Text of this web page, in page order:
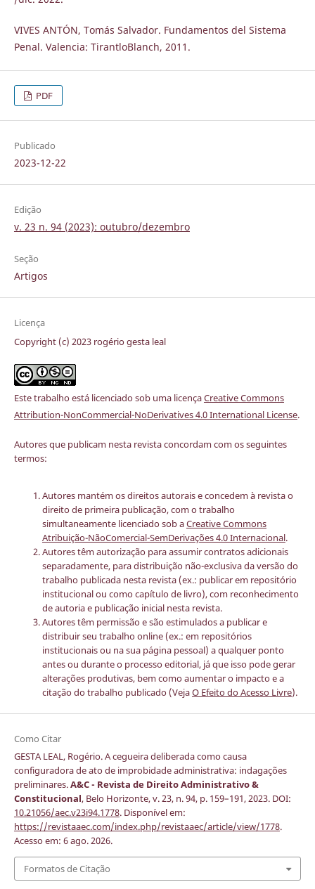
VIVES ANTÓN, Tomás Salvador. Fundamentos del Sistema
Penal. Valencia: TirantloBlanch, 2011.
PDF
Publicado
2023-12-22
Edição
v. 23 n. 94 (2023): outubro/dezembro
Seção
Artigos
Licença
Copyright (c) 2023 rogério gesta leal
Este trabalho está licenciado sob uma licençaCreative Commons
Attribution-NonCommercial-NoDerivatives 4.0 International License.
Autores que publicam nesta revista concordam com os seguintes
termos:
Autores mantém os direitos autorais e concedem à revista o
direito de primeira publicação, com o trabalho
simultaneamente licenciado sob aCreative Commons
Atribuição-NãoComercial-SemDerivações 4.0 Internacional.
Autores têm autorização para assumir contratos adicionais
separadamente, para distribuição não-exclusiva da versão do
trabalho publicada nesta revista (ex.: publicar em repositório
institucional ou como capítulo de livro), com reconhecimento
de autoria e publicação inicial nesta revista.
Autores têm permissão e são estimulados a publicar e
distribuir seu trabalho online (ex.: em repositórios
institucionais ou na sua página pessoal) a qualquer ponto
antes ou durante o processo editorial, já que isso pode gerar
alterações produtivas, bem como aumentar o impacto e a
citação do trabalho publicado (VejaO Efeito do Acesso Livre).
Como Citar
GESTA LEAL, Rogério. A cegueira deliberada como causa
configuradora de ato de improbidade administrativa: indagações
preliminares.A&C - Revista de Direito Administrativo &
Constitucional, Belo Horizonte, v. 23, n. 94, p. 159–191, 2023. DOI:
10.21056/aec.v23i94.1778. Disponível em:
https://revistaaec.com/index.php/revistaaec/article/view/1778.
Acesso em: 6 ago. 2026.
Formatos de Citação